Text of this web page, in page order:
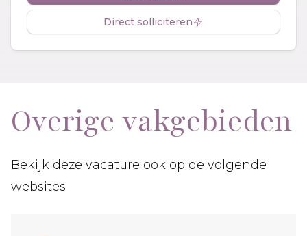
Direct solliciteren
Overige vakgebieden
Bekijk deze vacature ook op de volgende
websites